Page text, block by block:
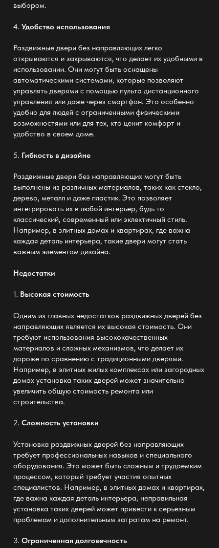
выбором.
4. Удобство использования
Раздвижные двери без направляющих легко
открываются и закрываются, что делает их удобными в
использовании. Они могут быть оснащены
автоматическими системами, которые позволяют
управлять дверями с помощью пульта дистанционного
управления или даже через смартфон. Это особенно
удобно для людей с ограниченными физическими
возможностями или для тех, кто ценит комфорт и
удобство в своем доме.
5. Гибкость в дизайне
Раздвижные двери без направляющих могут быть
выполнены из различных материалов, таких как стекло,
дерево, металл и даже пластик. Это позволяет
интегрировать их в любой интерьер, будь то
классический, современный или эклектичный стиль.
Например, в элитных домах и квартирах, где важна
каждая деталь интерьера, такие двери могут стать
важным элементом дизайна.
Недостатки
1. Высокая стоимость
Одним из главных недостатков раздвижных дверей без
направляющих является их высокая стоимость. Они
требуют использования высококачественных
материалов и сложных механизмов, что делает их
дороже по сравнению с традиционными дверями.
Например, в элитных жилых комплексах или загородных
домах установка таких дверей может значительно
увеличить общую стоимостьремонта или
строительства.
2. Сложность установки
Установка раздвижных дверей без направляющих
требует профессиональных навыков и специального
оборудования. Это может быть сложным и трудоемким
процессом, который требует участия опытных
специалистов. Например, в элитных домах и квартирах,
где важна каждая деталь интерьера, неправильная
установка таких дверей может привести к серьезным
проблемам и дополнительным затратам на ремонт.
3. Ограниченная долговечность